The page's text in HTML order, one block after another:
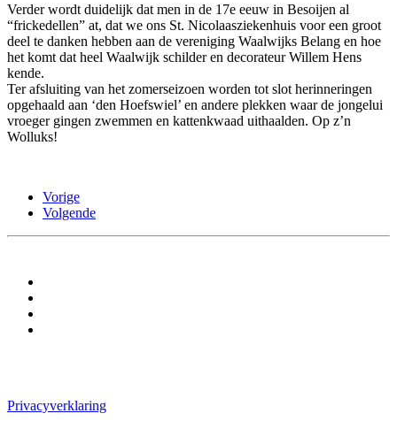
Verder wordt duidelijk dat men in de 17e eeuw in Besoijen al
“frickedellen” at, dat we ons St. Nicolaasziekenhuis voor een groot
deel te danken hebben aan de vereniging Waalwijks Belang en hoe
het komt dat heel Waalwijk schilder en decorateur Willem Hens
kende.
Ter afsluiting van het zomerseizoen worden tot slot herinneringen
opgehaald aan ‘den Hoefswiel’ en andere plekken waar de jongelui
vroeger gingen zwemmen en kattenkwaad uithaalden. Op z’n
Wolluks!
Vorige
Volgende
Privacyverklaring